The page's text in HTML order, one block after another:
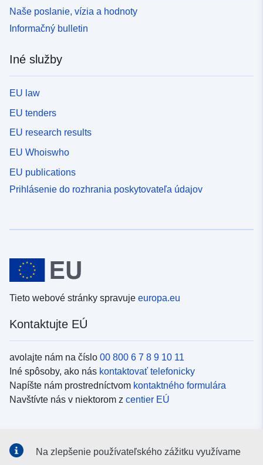
Naše poslanie, vízia a hodnoty
Informačný bulletin
Iné služby
EU law
EU tenders
EU research results
EU Whoiswho
EU publications
Prihlásenie do rozhrania poskytovateľa údajov
Tieto webové stránky spravuje europa.eu
Kontaktujte EÚ
avolajte nám na číslo 00 800 6 7 8 9 10 11
Iné spôsoby, ako nás kontaktovať telefonicky
Napíšte nám prostredníctvom kontaktného formulára
Navštívte nás v niektorom z centier EÚ
Na zlepšenie používateľského zážitku využívame